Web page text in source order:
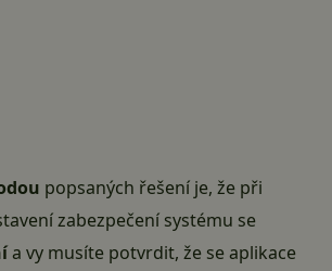
popsaných řešení je, že při
zabezpečení systému se
a vy musíte potvrdit, že se aplikace